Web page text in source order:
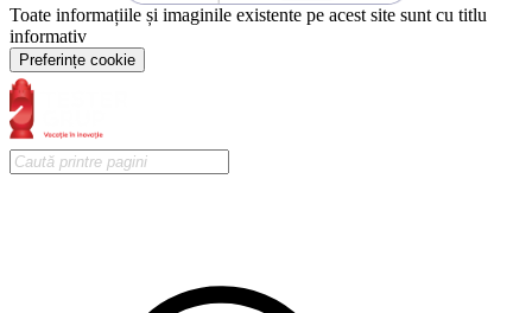
Toate informațiile și imaginile existente pe acest site sunt cu titlu
informativ
Preferințe cookie